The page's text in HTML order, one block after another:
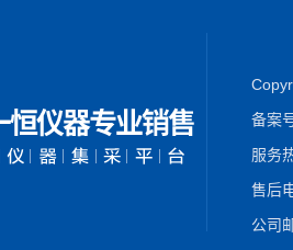
备案
服务
售后
公司